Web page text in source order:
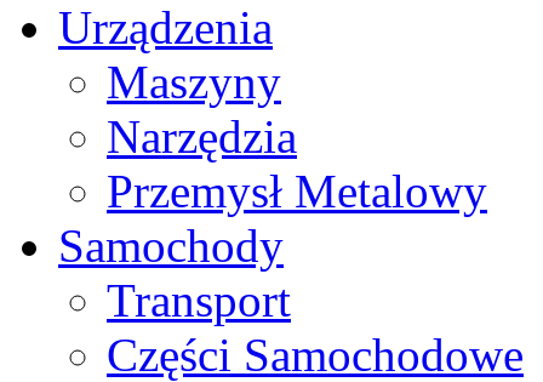
Urządzenia
Maszyny
Narzędzia
Przemysł Metalowy
Samochody
Transport
Części Samochodowe